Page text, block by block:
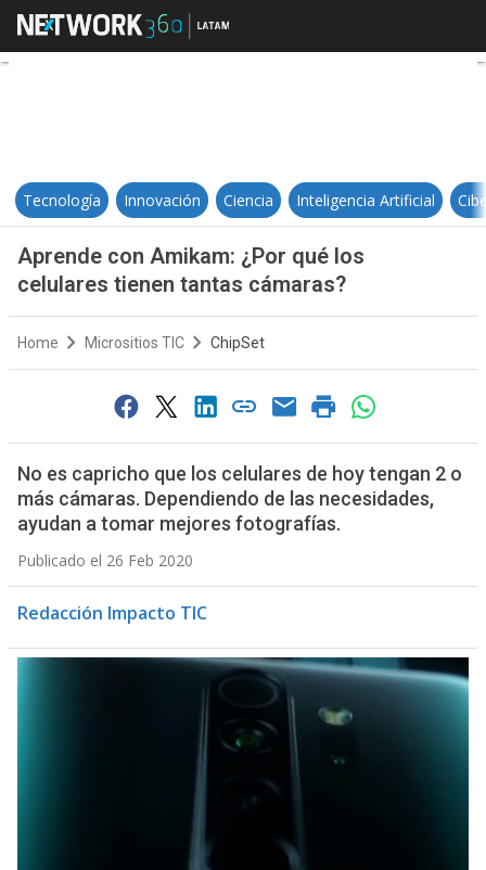
Aprende con Amikam: ¿Por qué
Tecnología Innovación Ciencia Inteligencia Artificial
Aprende con Amikam: ¿Por qué los
celulares tienen tantas cámaras?
Home Micrositios TIC ChipSet
No es capricho que los celulares de hoy tengan 2 o
más cámaras. Dependiendo de las necesidades,
ayudan a tomar mejores fotografías.
Publicado el 26 Feb 2020
Redacción Impacto TIC